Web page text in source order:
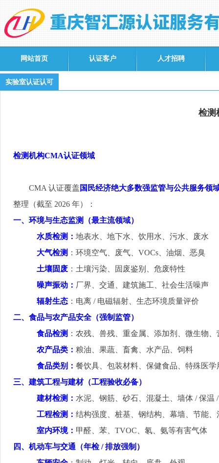
网站首页 认证客户 人才招聘
实验室认证认可
检测
检测机构CMA认证领域
CMA 认证覆盖 国民经济绝大多数强监管与公共服务领
整理（截至 2026 年）：
一、环境与生态监测（最主流领域）
水质检测： 地表水、地下水、饮用水、污水、废水
大气检测 ：环境空气、废气、 VOCs 、油烟、恶臭
土壤固废 ：土壤污染、固废鉴别、危废特性
噪声振动： 厂界、交通、建筑施工、社会生活噪声
辐射生态 ：电离 / 电磁辐射、生态环境质量评价
二、食品与农产品安全（强制监管）
食品检测 ：农残、兽残、重金属、添加剂、微生物
农产品类： 粮油、果蔬、畜禽、水产品、饲料
食品类别： 餐饮具、包装材料、保健食品、特殊医学
三、建筑工程与建材（工程验收必备）
建材检测： 水泥、钢筋、砂石、混凝土、墙体 /保温
工程检测： 结构强度、桩基、钢结构、幕墙、节能、
室内环境： 甲醛、苯、 TVOC 、氡、氨等有害气体
四、机动车与交通（年检/排放强制）